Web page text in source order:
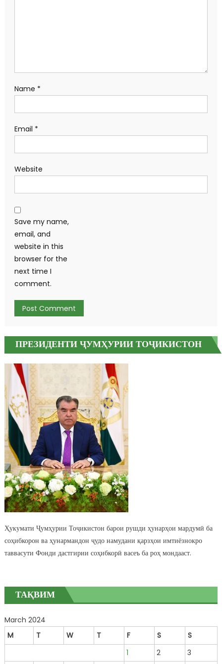
Name *
Email *
Website
Save my name,
email, and
website in this
browser for the
next time I
comment.
ПРЕЗИДЕНТИ ҶУМҲУРИИ ТОҶИКИСТОН
Ҳукумати Ҷумҳурии Тоҷикистон барои рушди ҳунарҳои мардумӣ ба
соҳибкорон ва ҳунармандон ҷудо намудани қарзҳои имтиёзнокро
таввасути Фонди дастгирии соҳибкорӣ васеъ ба роҳ мондааст.
ТАҚВИМ
March 2024
M
T W T F S
S
1
2
3